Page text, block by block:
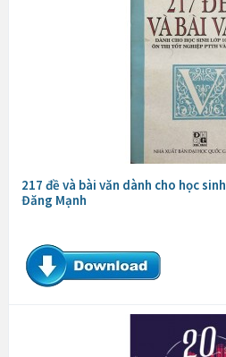
217 đề và bài văn dành cho học
Đăng Mạnh